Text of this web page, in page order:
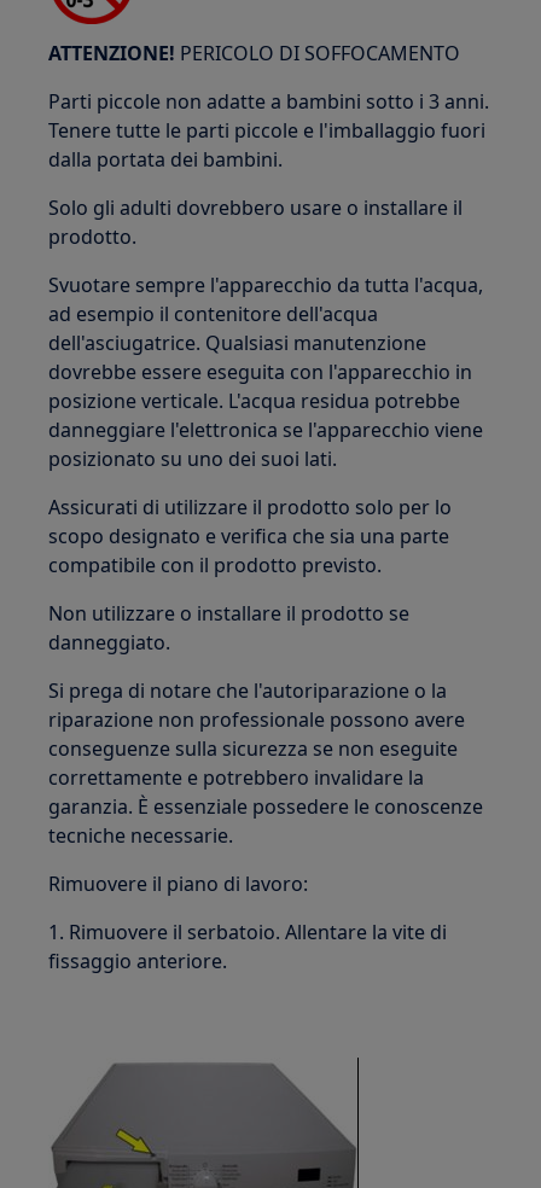
ATTENZIONE! PERICOLO DI SOFFOCAMENTO
Parti piccole non adatte a bambini sotto i 3 anni.
Tenere tutte le parti piccole e l'imballaggio fuori
dalla portata dei bambini.
Solo gli adulti dovrebbero usare o installare il
prodotto.
Svuotare sempre l'apparecchio da tutta l'acqua,
ad esempio il contenitore dell'acqua
dell'asciugatrice. Qualsiasi manutenzione
dovrebbe essere eseguita con l'apparecchio in
posizione verticale. L'acqua residua potrebbe
danneggiare l'elettronica se l'apparecchio viene
posizionato su uno dei suoi lati.
Assicurati di utilizzare il prodotto solo per lo
scopo designato e verifica che sia una parte
compatibile con il prodotto previsto.
Non utilizzare o installare il prodotto se
danneggiato.
Si prega di notare che l'autoriparazione o la
riparazione non professionale possono avere
conseguenze sulla sicurezza se non eseguite
correttamente e potrebbero invalidare la
garanzia. È essenziale possedere le conoscenze
tecniche necessarie.
Rimuovere il piano di lavoro:
1. Rimuovere il serbatoio. Allentare la vite di
fissaggio anteriore.